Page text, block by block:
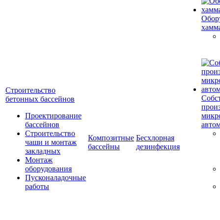
Строительство
бетонных бассейнов
Проектирование
бассейнов
Строительство
чаши и монтаж
закладных
Монтаж
оборудования
Пусконаладочные
работы
Композитные
бассейны
Бесхлорная
дезинфекция